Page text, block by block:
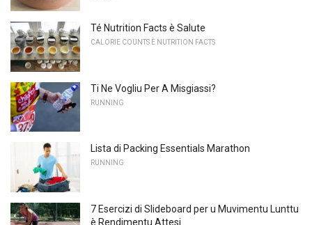
Té Nutrition Facts è Salute
CALORIE COUNTS È NUTRITION FACTS
Ti Ne Vogliu Per A Misgiassi?
RUNNING
Lista di Packing Essentials Marathon
RUNNING
7 Esercizi di Slideboard per u Muvimentu Lunttu
è Rendimentu Attesi